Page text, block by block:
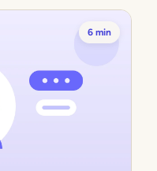
6 min